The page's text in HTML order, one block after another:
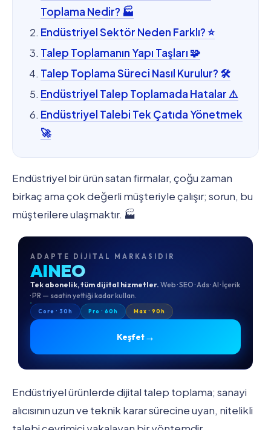
Toplama Nedir? 🏭
Endüstriyel Sektör Neden Farklı? ⭐
Talep Toplamanın Yapı Taşları 🧩
Talep Toplama Süreci Nasıl Kurulur? 🛠️
Endüstriyel Talep Toplamada Hatalar ⚠️
Endüstriyel Talebi Tek Çatıda Yönetmek
🚀
Endüstriyel bir ürün satan firmalar, çoğu zaman
birkaç ama çok değerli müşteriyle çalışır; sorun, bu
müşterilere ulaşmaktır. 🏭
ADAPTE DIJITAL MARKASIDIR
AINEO
Tek abonelik, tüm dijital hizmetler. Web · SEO · Ads · AI · İçerik
· PR — saatin yettiği kadar kullan.
Core · 30h Pro · 60h Max · 90h
Keşfet→
Endüstriyel ürünlerde dijital talep toplama; sanayi
alıcısının uzun ve teknik karar sürecine uyan, nitelikli